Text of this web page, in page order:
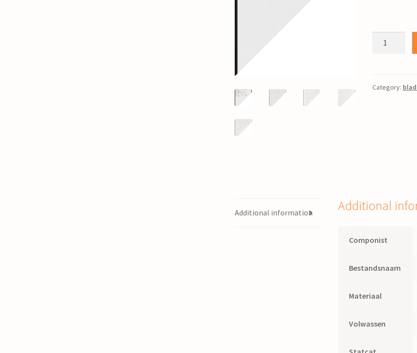
quantity
Category:
Additional information Additional
Componist
Bestandsnaam
Materiaal
Volwassen